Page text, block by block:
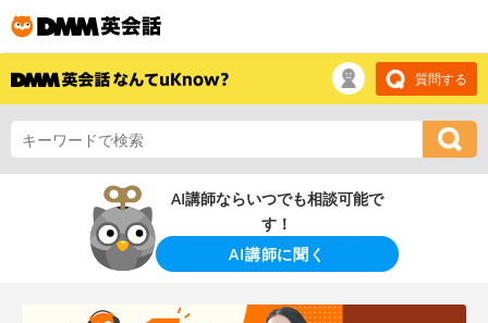
質問する
AI講師ならいつでも相談可能で
す！
AI講師に聞く